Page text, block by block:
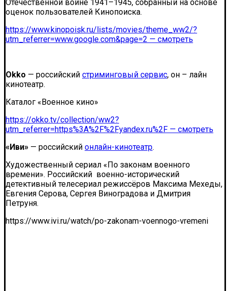
Отечественной войне 1941–1945, собранный на основе
оценок пользователей Кинопоиска.
https://www.kinopoisk.ru/lists/movies/theme_ww2/?
utm_referrer=www.google.com&page=2 — смотреть
Okko — российский стриминговый сервис, он – лайн
кинотеатр.
Каталог «Военное кино»
https://okko.tv/collection/ww2?
utm_referrer=https%3A%2F%2Fyandex.ru%2F — смотреть
«Иви» — российский онлайн-кинотеатр.
Художественный сериал «По законам военного
времени». Российский военно-исторический
детективный телесериал режиссёров Максима Мехеды,
Евгения Серова, Сергея Виноградова и Дмитрия
Петруня.
https://www.ivi.ru/watch/po-zakonam-voennogo-vremeni